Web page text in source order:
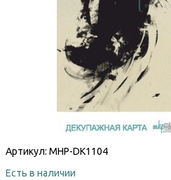
Артикул: MHP-DK1104
Есть в наличии